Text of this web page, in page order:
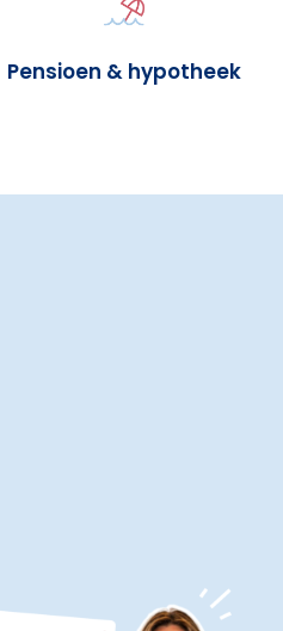
Pensioen & hypotheek